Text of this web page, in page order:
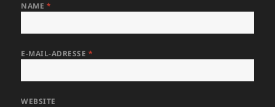
NAME *
E-MAIL-ADRESSE *
WEBSITE